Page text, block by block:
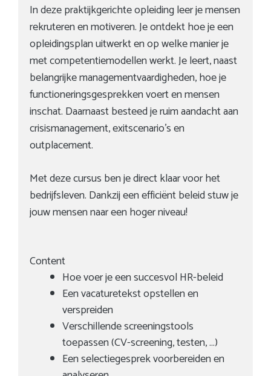
In deze praktijkgerichte opleiding leer je mensen
rekruteren en motiveren. Je ontdekt hoe je een
opleidingsplan uitwerkt en op welke manier je
met competentiemodellen werkt. Je leert, naast
belangrijke managementvaardigheden, hoe je
functioneringsgesprekken voert en mensen
inschat. Daarnaast besteed je ruim aandacht aan
crisismanagement, exitscenario’s en
outplacement.
Met deze cursus ben je direct klaar voor het
bedrijfsleven. Dankzij een efficiënt beleid stuw je
jouw mensen naar een hoger niveau!
Content
Hoe voer je een succesvol HR-beleid
Een vacaturetekst opstellen en
verspreiden
Verschillende screeningstools
toepassen (CV-screening, testen, …)
Een selectiegesprek voorbereiden en